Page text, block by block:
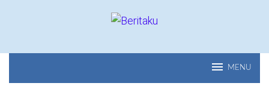
MENU